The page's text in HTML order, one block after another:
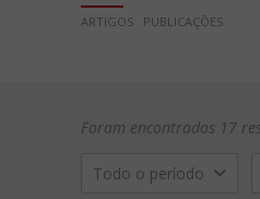
ARTIGOS
PUBLICAÇÕES
Foram encontrados 17
Todo o período